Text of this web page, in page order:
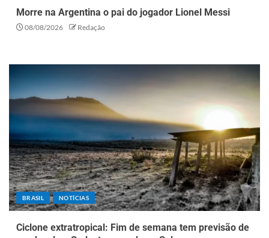
Morre na Argentina o pai do jogador Lionel Messi
08/08/2026 Redação
BRASIL NOTÍCIAS
Ciclone extratropical: Fim de semana tem previsão de